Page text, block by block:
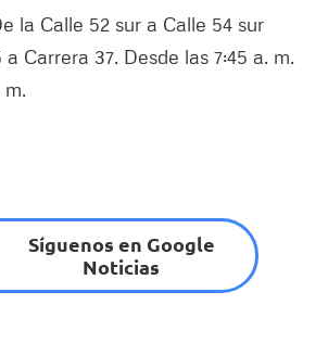
la Calle 52 sur a Calle 54 sur
Carrera 37. Desde las 7:45 a. m.
Síguenos en Google
Noticias